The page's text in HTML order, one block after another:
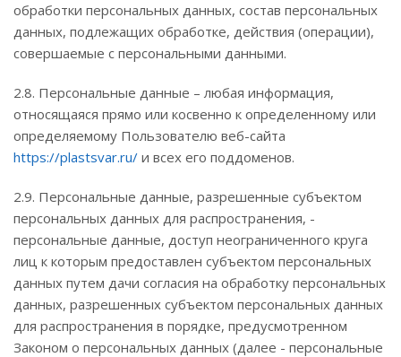
обработки персональных данных, состав персональных
данных, подлежащих обработке, действия (операции),
совершаемые с персональными данными.
2.8. Персональные данные – любая информация,
относящаяся прямо или косвенно к определенному или
определяемому Пользователю веб-сайта
https://plastsvar.ru/ и всех его поддоменов.
2.9. Персональные данные, разрешенные субъектом
персональных данных для распространения, -
персональные данные, доступ неограниченного круга
лиц к которым предоставлен субъектом персональных
данных путем дачи согласия на обработку персональных
данных, разрешенных субъектом персональных данных
для распространения в порядке, предусмотренном
Законом о персональных данных (далее - персональные